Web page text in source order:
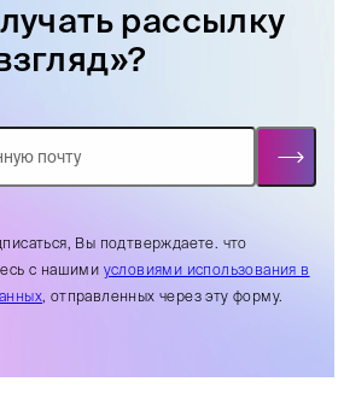
рассылку
Вы подтверждаете. что
с нашими условиями использования в
, отправленных через эту форму.